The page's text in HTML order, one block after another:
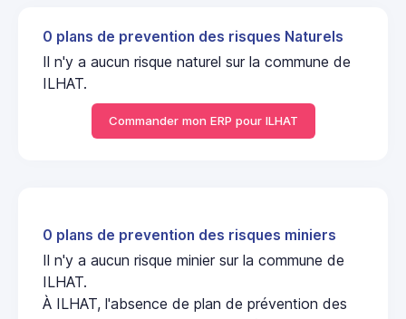
0 plans de prevention des risques Naturels
Il n'y a aucun risque naturel sur la commune de
ILHAT.
Commander mon ERP pour ILHAT
0 plans de prevention des risques miniers
Il n'y a aucun risque minier sur la commune de
ILHAT.
À ILHAT, l'absence de plan de prévention des